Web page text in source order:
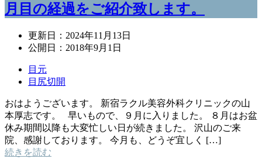
月目の経過をご紹介致します。
更新日： 2024年11月13日
公開日： 2018年9月1日
目元
目尻切開
おはようございます。 新宿ラクル美容外科クリニックの山
本厚志です。 早いもので、９月に入りました。 ８月はお盆
休み期間以降も大変忙しい日が続きました。 沢山のご来
院、感謝しております。 今月も、どうぞ宜しく […]
続きを読む